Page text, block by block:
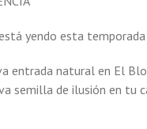
yendo esta
entrada natural en El
semilla de ilusión en tu